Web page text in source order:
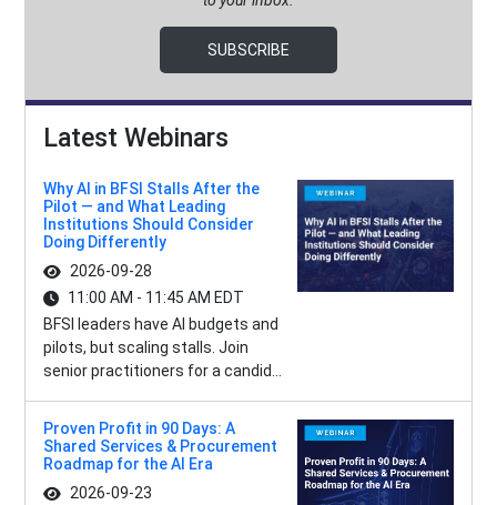
SUBSCRIBE
Latest Webinars
Why AI in BFSI Stalls After the
Pilot — and What Leading
Institutions Should Consider
Doing Differently
2026-09-28
11:00 AM - 11:45 AM EDT
BFSI leaders have AI budgets and
pilots, but scaling stalls. Join
senior practitioners for a candid...
Proven Profit in 90 Days: A
Shared Services & Procurement
Roadmap for the AI Era
2026-09-23